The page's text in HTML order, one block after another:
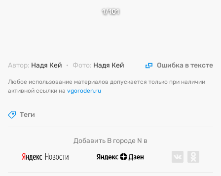
1/101
Автор: Надя Кей · Фото: Надя Кей Ошибка в тексте
Любое использование материалов допускается только при наличии
активной ссылки на vgoroden.ru
Теги
Добавить В городе N в